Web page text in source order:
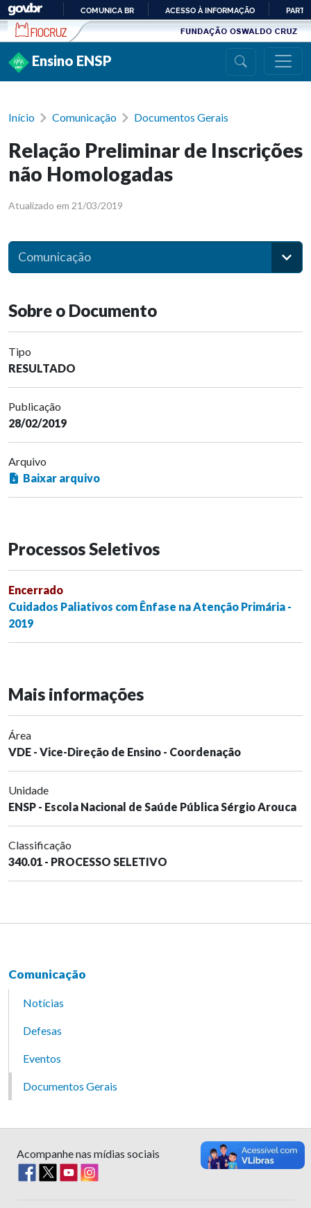
Ir para conteúdo
PARA
COMUNICA BR ACESSO À INFORMAÇÃO
Ensino ENSP
Início Comunicação Documentos Gerais
Relação Preliminar de Inscrições
não Homologadas
Atualizado em 21/03/2019
Comunicação
Sobre o Documento
Tipo
RESULTADO
Publicação
28/02/2019
Arquivo
Baixar arquivo
Processos Seletivos
Encerrado
Cuidados Paliativos com Ênfase na Atenção Primária -
2019
Mais informações
Área
VDE - Vice-Direção de Ensino - Coordenação
Unidade
ENSP - Escola Nacional de Saúde Pública Sérgio Arouca
Classificação
340.01 - PROCESSO SELETIVO
Comunicação
Notícias
Defesas
Eventos
Documentos Gerais
Acompanhe nas mídias sociais